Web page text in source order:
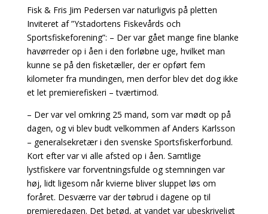
Fisk & Fris Jim Pedersen var naturligvis på pletten
Inviteret af ”Ystadortens Fiskevårds och
Sportsfiskeforening”: – Der var gået mange fine blanke
havørreder op i åen i den forløbne uge, hvilket man
kunne se på den fisketæller, der er opført fem
kilometer fra mundingen, men derfor blev det dog ikke
et let premierefiskeri – tværtimod.
– Der var vel omkring 25 mand, som var mødt op på
dagen, og vi blev budt velkommen af Anders Karlsson
– generalsekretær i den svenske Sportsfiskerforbund.
Kort efter var vi alle afsted op i åen. Samtlige
lystfiskere var forventningsfulde og stemningen var
høj, lidt ligesom når kvierne bliver sluppet løs om
foråret. Desværre var der tøbrud i dagene op til
premieredagen. Det betød, at vandet var ubeskriveligt